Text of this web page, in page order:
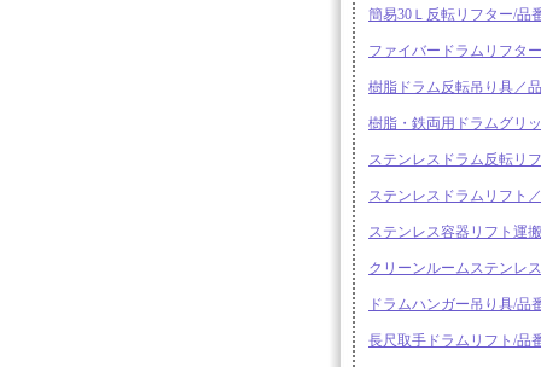
簡易30Ｌ反転リフター/
ファイバードラムリフタ
樹脂ドラム反転吊り具／
樹脂・鉄両用ドラムグリ
ステンレスドラム反転リ
ステンレスドラムリフト
ステンレス容器リフト運
クリーンルームステンレ
ドラムハンガー吊り具/
長尺取手ドラムリフト/品